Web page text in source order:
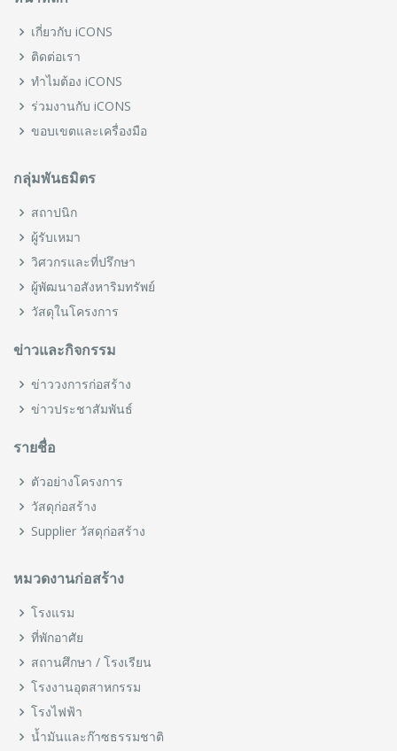
เกี่ยวกับ iCONS
ติดต่อเรา
ทำไมต้อง iCONS
ร่วมงานกับ iCONS
ขอบเขตและเครื่องมือ
กลุ่มพันธมิตร
สถาปนิก
ผู้รับเหมา
วิศวกรและที่ปรึกษา
ผู้พัฒนาอสังหาริมทรัพย์
วัสดุในโครงการ
ข่าวและกิจกรรม
ข่าววงการก่อสร้าง
ข่าวประชาสัมพันธ์
รายชื่อ
ตัวอย่างโครงการ
วัสดุก่อสร้าง
Supplier วัสดุก่อสร้าง
หมวดงานก่อสร้าง
โรงแรม
ที่พักอาศัย
สถานศึกษา / โรงเรียน
โรงงานอุตสาหกรรม
โรงไฟฟ้า
น้ำมันและก๊าซธรรมชาติ